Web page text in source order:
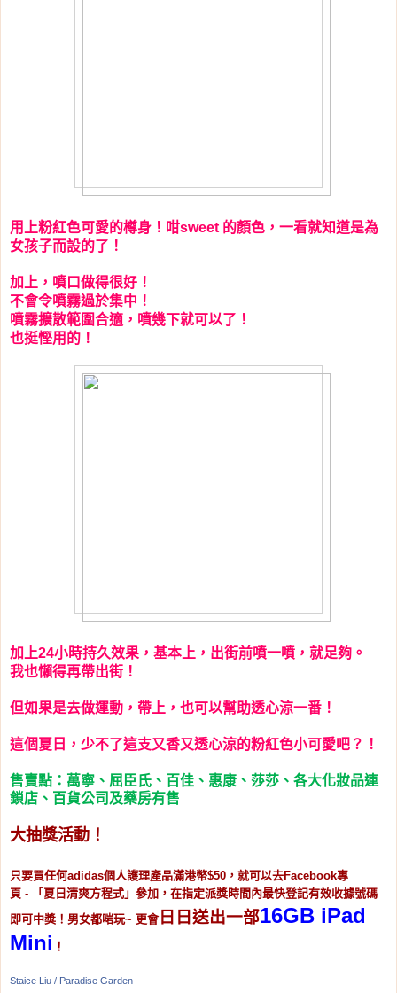
用上粉紅色可愛的樽身！咁sweet 的顏色，一看就知道是為
女孩子而設的了！
加上，噴口做得很好！
不會令噴霧過於集中！
噴霧擴散範圍合適，噴幾下就可以了！
也挺慳用的！
加上24小時持久效果，基本上，出街前噴一噴，就足夠。
我也懶得再帶出街！
但如果是去做運動，帶上，也可以幫助透心涼一番！
這個夏日，少不了這支又香又透心涼的粉紅色小可愛吧？！
售賣點： 萬寧、屈臣氏、百佳、惠康、莎莎、各大化妝品連
鎖店、百貨公司及藥房有售
大抽獎活動！
只要買任何adidas個人護理產品滿港幣$50 ，就可以去Facebook專
頁 -
「夏日清爽方程式」參加，在指定派獎時間內最快登記有效收據號碼
即可中獎！男女都啱玩~ 更會日日送出一部16GB iPad
Mini ！
Staice Liu / Paradise Garden